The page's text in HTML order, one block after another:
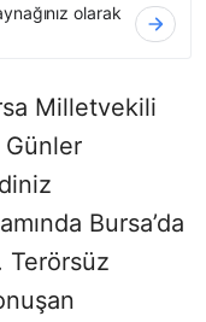
olarak
Milletvekili
Günler
Bursa’da
Terörsüz